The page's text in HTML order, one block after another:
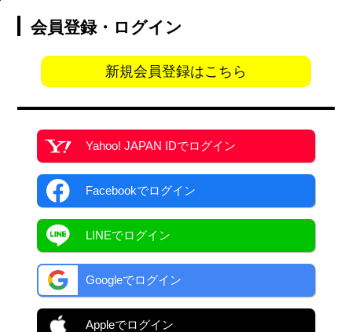
会員登録・ログイン
新規会員登録はこちら
Yahoo! JAPAN IDでログイン
Facebookでログイン
LINEでログイン
Googleでログイン
Appleでログイン